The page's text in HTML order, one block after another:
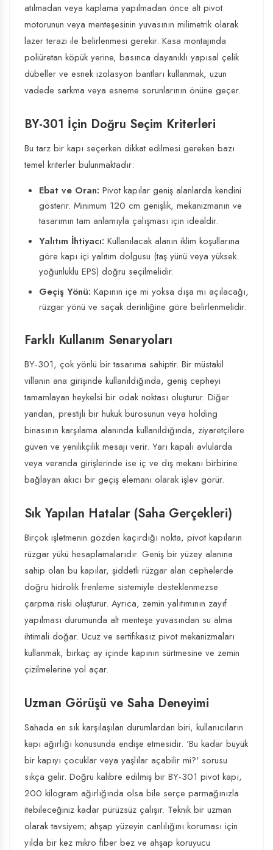
atılmadan veya kaplama yapılmadan önce alt pivot
motorunun veya menteşesinin yuvasının milimetrik olarak
lazer terazi ile belirlenmesi gerekir. Kasa montajında
poliüretan köpük yerine, basınca dayanıklı yapısal çelik
dübeller ve esnek izolasyon bantları kullanmak, uzun
vadede sarkma veya esneme sorunlarının önüne geçer.
BY-301 İçin Doğru Seçim Kriterleri
Bu tarz bir kapı seçerken dikkat edilmesi gereken bazı
temel kriterler bulunmaktadır:
Ebat ve Oran: Pivot kapılar geniş alanlarda kendini
gösterir. Minimum 120 cm genişlik, mekanizmanın ve
tasarımın tam anlamıyla çalışması için idealdir.
Yalıtım İhtiyacı: Kullanılacak alanın iklim koşullarına
göre kapı içi yalıtım dolgusu (taş yünü veya yüksek
yoğunluklu EPS) doğru seçilmelidir.
Geçiş Yönü: Kapının içe mi yoksa dışa mı açılacağı,
rüzgar yönü ve saçak derinliğine göre belirlenmelidir.
Farklı Kullanım Senaryoları
BY-301, çok yönlü bir tasarıma sahiptir. Bir müstakil
villanın ana girişinde kullanıldığında, geniş cepheyi
tamamlayan heykelsi bir odak noktası oluşturur. Diğer
yandan, prestijli bir hukuk bürosunun veya holding
binasının karşılama alanında kullanıldığında, ziyaretçilere
güven ve yenilikçilik mesajı verir. Yarı kapalı avlularda
veya veranda girişlerinde ise iç ve dış mekanı birbirine
bağlayan akıcı bir geçiş elemanı olarak işlev görür.
Sık Yapılan Hatalar (Saha Gerçekleri)
Birçok işletmenin gözden kaçırdığı nokta, pivot kapıların
rüzgar yükü hesaplamalarıdır. Geniş bir yüzey alanına
sahip olan bu kapılar, şiddetli rüzgar alan cephelerde
doğru hidrolik frenleme sistemiyle desteklenmezse
çarpma riski oluşturur. Ayrıca, zemin yalıtımının zayıf
yapılması durumunda alt menteşe yuvasından su alma
ihtimali doğar. Ucuz ve sertifikasız pivot mekanizmaları
kullanmak, birkaç ay içinde kapının sürtmesine ve zemin
çizilmelerine yol açar.
Uzman Görüşü ve Saha Deneyimi
Sahada en sık karşılaşılan durumlardan biri, kullanıcıların
kapı ağırlığı konusunda endişe etmesidir. 'Bu kadar büyük
bir kapıyı çocuklar veya yaşlılar açabilir mi?' sorusu
sıkça gelir. Doğru kalibre edilmiş bir BY-301 pivot kapı,
200 kilogram ağırlığında olsa bile serçe parmağınızla
itebileceğiniz kadar pürüzsüz çalışır. Teknik bir uzman
olarak tavsiyem; ahşap yüzeyin canlılığını koruması için
yılda bir kez mikro fiber bez ve ahşap koruyucu